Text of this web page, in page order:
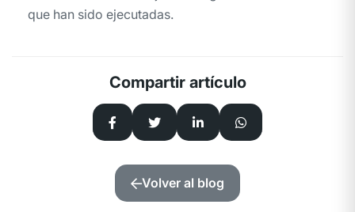
que han sido ejecutadas.
Compartir artículo
Volver al blog